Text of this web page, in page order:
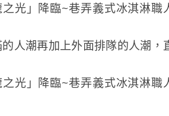
人潮再加上外面排隊的人潮，